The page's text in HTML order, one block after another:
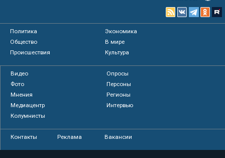
Политика
Экономика
Общество
В мире
Происшествия
Культура
Видео
Опросы
Фото
Персоны
Мнения
Регионы
Медиацентр
Интервью
Колумнисты
Контакты Реклама Вакансии